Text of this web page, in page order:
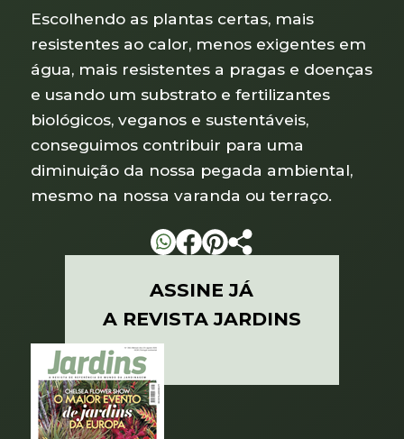
Escolhendo as plantas certas, mais
resistentes ao calor, menos exigentes em
água, mais resistentes a pragas e doenças
e usando um substrato e fertilizantes
biológicos, veganos e sustentáveis,
conseguimos contribuir para uma
diminuição da nossa pegada ambiental,
mesmo na nossa varanda ou terraço.
ASSINE JÁ
A REVISTA JARDINS